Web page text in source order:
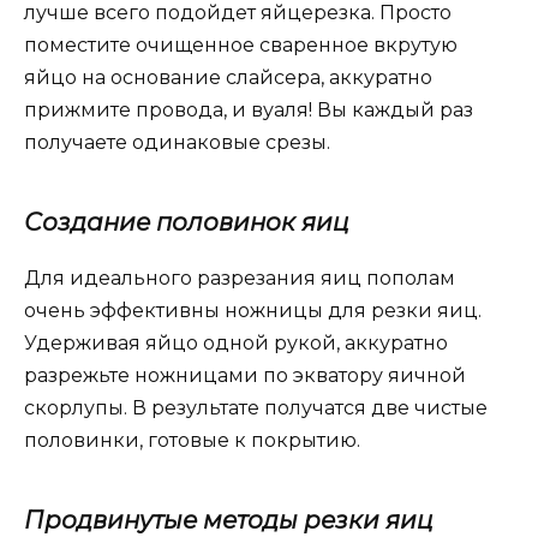
лучше всего подойдет яйцерезка. Просто
поместите очищенное сваренное вкрутую
яйцо на основание слайсера, аккуратно
прижмите провода, и вуаля! Вы каждый раз
получаете одинаковые срезы.
Создание половинок яиц
Для идеального разрезания яиц пополам
очень эффективны ножницы для резки яиц.
Удерживая яйцо одной рукой, аккуратно
разрежьте ножницами по экватору яичной
скорлупы. В результате получатся две чистые
половинки, готовые к покрытию.
Продвинутые методы резки яиц